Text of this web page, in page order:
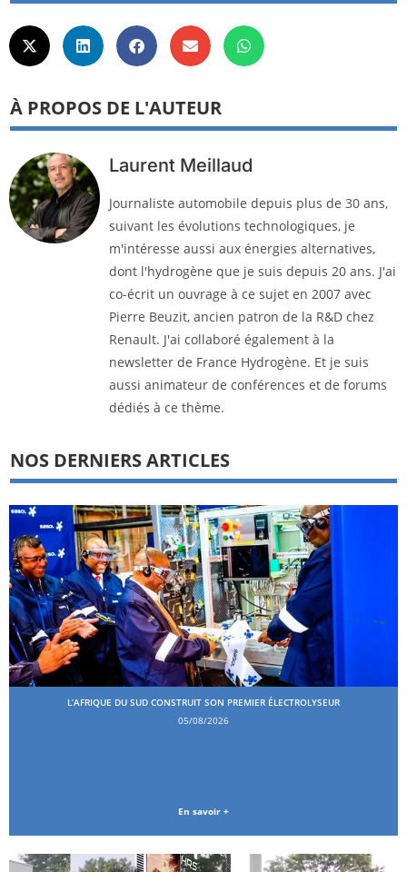
À PROPOS DE L'AUTEUR
Laurent Meillaud
Journaliste automobile depuis plus de 30 ans,
suivant les évolutions technologiques, je
m'intéresse aussi aux énergies alternatives,
dont l'hydrogène que je suis depuis 20 ans. J'ai
co-écrit un ouvrage à ce sujet en 2007 avec
Pierre Beuzit, ancien patron de la R&D chez
Renault. J'ai collaboré également à la
newsletter de France Hydrogène. Et je suis
aussi animateur de conférences et de forums
dédiés à ce thème.
NOS DERNIERS ARTICLES
L’AFRIQUE DU SUD CONSTRUIT SON PREMIER ÉLECTROLYSEUR
05/08/2026
En savoir +